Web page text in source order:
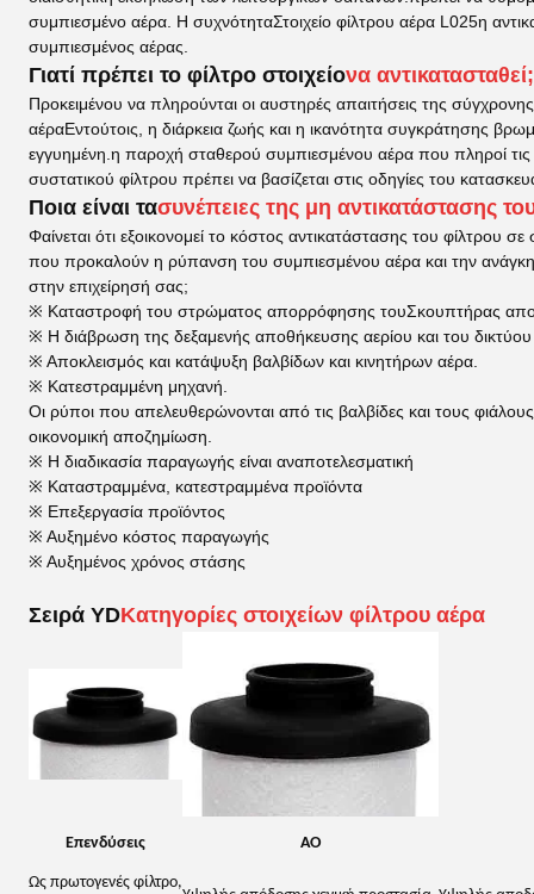
συμπιεσμένο αέρα. Η συχνότηταΣτοιχείο φίλτρου αέρα L025η
συμπιεσμένος αέρας.
Γιατί πρέπει το φίλτρο στοιχείονα αντικατασταθεί;
Προκειμένου να πληρούνται οι αυστηρές απαιτήσεις της
αέραΕντούτοις, η διάρκεια ζωής και η ικανότητα συγκράτησης
εγγυημένη.η παροχή σταθερού συμπιεσμένου αέρα που πληροί τις
συστατικού φίλτρου πρέπει να βασίζεται στις οδηγίες του
Ποια είναι τασυνέπειες της μη αντικατάστασης
Φαίνεται ότι εξοικονομεί το κόστος αντικατάστασης του
που προκαλούν η ρύπανση του συμπιεσμένου αέρα και την
στην επιχείρησή σας;
※ Καταστροφή του στρώματος απορρόφησης τουΣκουπτήρας
※ Η διάβρωση της δεξαμενής αποθήκευσης αερίου και του
※ Αποκλεισμός και κατάψυξη βαλβίδων και κινητήρων αέρα.
※ Κατεστραμμένη μηχανή.
Οι ρύποι που απελευθερώνονται από τις βαλβίδες και τους φιάλους
οικονομική αποζημίωση.
※ Η διαδικασία παραγωγής είναι αναποτελεσματική
※ Καταστραμμένα, κατεστραμμένα προϊόντα
※ Επεξεργασία προϊόντος
※ Αυξημένο κόστος παραγωγής
※ Αυξημένος χρόνος στάσης
Σειρά YDΚατηγορίες στοιχείων φίλτρου αέρα
Επενδύσεις ΑΟ
Ως πρωτογενές φίλτρο,